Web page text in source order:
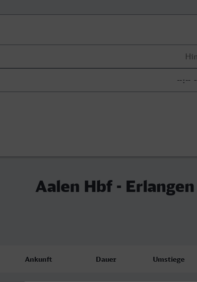
Aalen Hbf - Erlangen
Ankunft Dauer Umstiege